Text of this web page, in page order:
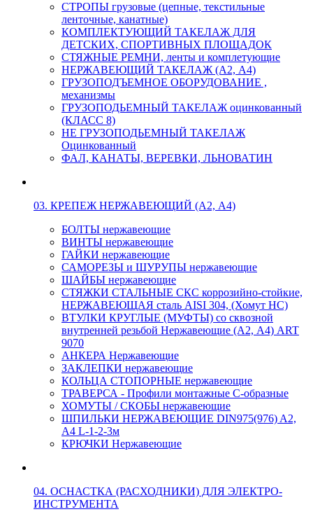
СТРОПЫ грузовые (цепные, текстильные
ленточные, канатные)
КОМПЛЕКТУЮЩИЙ ТАКЕЛАЖ ДЛЯ
ДЕТСКИХ, СПОРТИВНЫХ ПЛОЩАДОК
СТЯЖНЫЕ РЕМНИ, ленты и комплетующие
НЕРЖАВЕЮЩИЙ ТАКЕЛАЖ (А2, А4)
ГРУЗОПОДЪЕМНОЕ ОБОРУДОВАНИЕ ,
механизмы
ГРУЗОПОДЬЕМНЫЙ ТАКЕЛАЖ оцинкованный
(КЛАСС 8)
НЕ ГРУЗОПОДЬЕМНЫЙ ТАКЕЛАЖ
Оцинкованный
ФАЛ, КАНАТЫ, ВЕРЕВКИ, ЛЬНОВАТИН
03. КРЕПЕЖ НЕРЖАВЕЮЩИЙ (А2, А4)
БОЛТЫ нержавеющие
ВИНТЫ нержавеющие
ГАЙКИ нержавеющие
САМОРЕЗЫ и ШУРУПЫ нержавеющие
ШАЙБЫ нержавеющие
СТЯЖКИ СТАЛЬНЫЕ СКС коррозийно-стойкие,
НЕРЖАВЕЮЩАЯ сталь AISI 304, (Хомут НС)
ВТУЛКИ КРУГЛЫЕ (МУФТЫ) со сквозной
внутренней резьбой Нержавеющие (А2, А4) ART
9070
АНКЕРА Нержавеющие
ЗАКЛЕПКИ нержавеющие
КОЛЬЦА СТОПОРНЫЕ нержавеющие
ТРАВЕРСА - Профили монтажные С-образные
ХОМУТЫ / СКОБЫ нержавеющие
ШПИЛЬКИ НЕРЖАВЕЮЩИЕ DIN975(976) A2,
А4 L-1-2-3м
КРЮЧКИ Нержавеющие
04. ОСНАСТКА (РАСХОДНИКИ) ДЛЯ ЭЛЕКТРО-
ИНСТРУМЕНТА